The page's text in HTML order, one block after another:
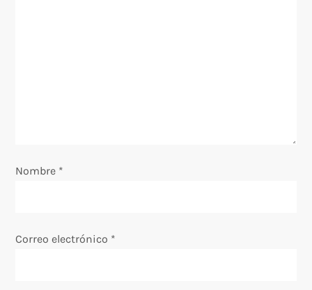
n
r
Nombre *
Correo electrónico *